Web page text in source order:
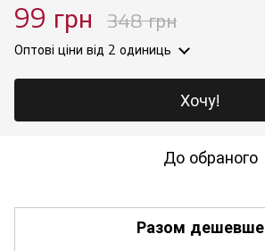
99 грн 348 грн
Оптові ціни від 2 одиниць
Хочу!
До обраного
Разом дешевше